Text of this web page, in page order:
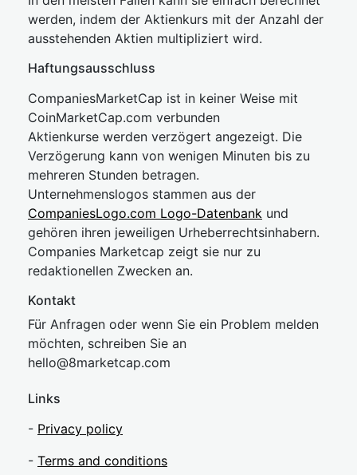
werden, indem der Aktienkurs mit der Anzahl der
ausstehenden Aktien multipliziert wird.
Haftungsausschluss
CompaniesMarketCap ist in keiner Weise mit
CoinMarketCap.com verbunden
Aktienkurse werden verzögert angezeigt. Die
Verzögerung kann von wenigen Minuten bis zu
mehreren Stunden betragen.
Unternehmenslogos stammen aus der
CompaniesLogo.com Logo-Datenbank und
gehören ihren jeweiligen Urheberrechtsinhabern.
Companies Marketcap zeigt sie nur zu
redaktionellen Zwecken an.
Kontakt
Für Anfragen oder wenn Sie ein Problem melden
möchten, schreiben Sie an
hello@8marketcap.com
Links
- Privacy policy
- Terms and conditions